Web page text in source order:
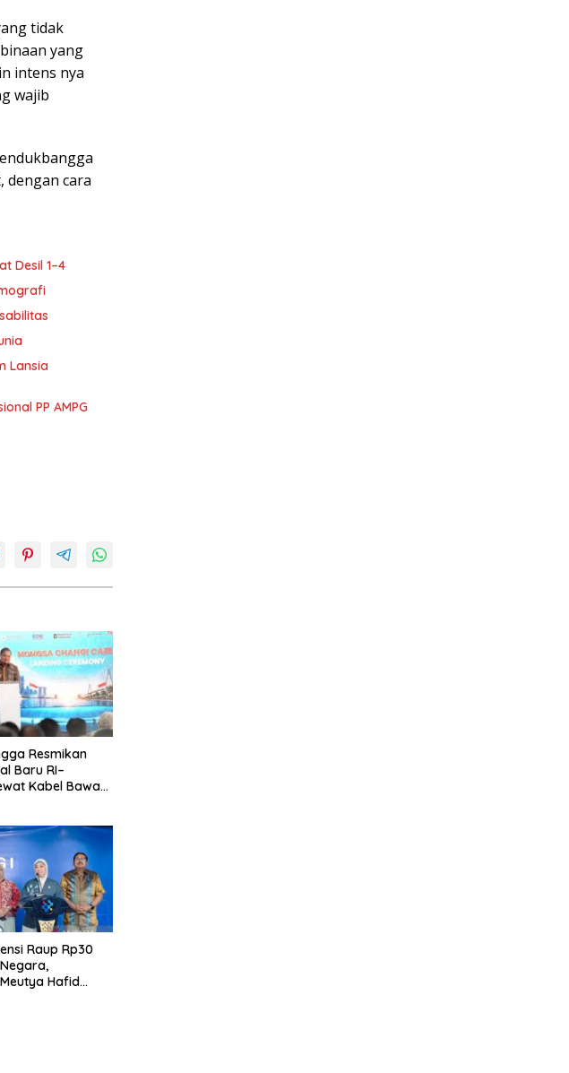
tidak
yang
intens nya
wajib
dengan cara
Desil 1–4
Lansia
PP AMPG
Resmikan
Baru RI–
Kabel Bawah
Raup Rp30
Hafid